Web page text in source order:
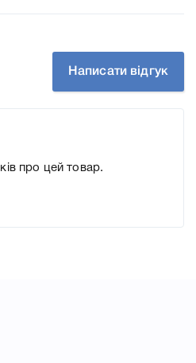
HP 828A Yellow CF364A,
Написати відгук
про цей товар.